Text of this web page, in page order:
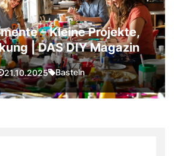
– Kleine Projekte,
| DAS DIY Magazin
21.10.2025 Basteln